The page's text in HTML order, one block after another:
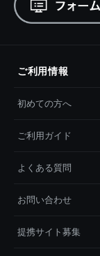
ご利用情報
初めての方へ
ご利用ガイド
よくある質問
お問い合わせ
提携サイト募集